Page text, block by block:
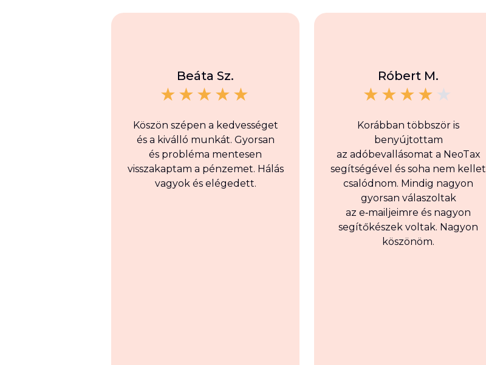
Beáta Sz.
Köszön szépen a kedvességet
és a kiválló munkát. Gyorsan
és probléma mentesen
visszakaptam a pénzemet. Hálás
vagyok és elégedett.
Róbert M.
Korábban többször is
benyújtottam
az adóbevallásomat a NeoTax
segítségével és soha nem kellet
csalódnom. Mindig nagyon
gyorsan válaszoltak
az e‑mailjeimre és nagyon
segítőkészek voltak. Nagyon
köszönöm.